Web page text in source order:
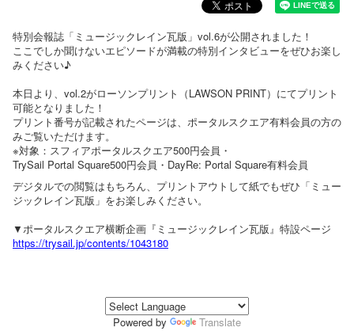
特別会報誌「ミュージックレイン瓦版」vol.6が公開されました！
ここでしか聞けないエピソードが満載の特別インタビューをぜひお楽し
みください♪
本日より、vol.2がローソンプリント（LAWSON PRINT）にてプリント
可能となりました！
プリント番号が記載されたページは、ポータルスクエア有料会員の方の
みご覧いただけます。
※対象：スフィアポータルスクエア500円会員・
TrySail Portal Square500円会員・DayRe: Portal Square有料会員
デジタルでの閲覧はもちろん、プリントアウトして紙でもぜひ「ミュー
ジックレイン瓦版」をお楽しみください。
▼ポータルスクエア横断企画『ミュージックレイン瓦版』特設ページ
https://trysail.jp/contents/1043180
Powered by Translate